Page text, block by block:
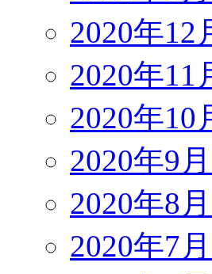
2020年12
2020年11
2020年10
2020年9
2020年8
2020年7